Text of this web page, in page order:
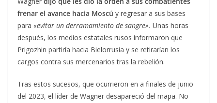
frenar el avance hacia Moscú y regresar a sus bases
para «evitar un derramamiento de sangre». Unas horas
después, los medios estatales rusos informaron que
Prigozhin partiría hacia Bielorrusia y se retirarían los
cargos contra sus mercenarios tras la rebelión.
Tras estos sucesos, que ocurrieron en a finales de junio
del 2023, el líder de Wagner desapareció del mapa. No